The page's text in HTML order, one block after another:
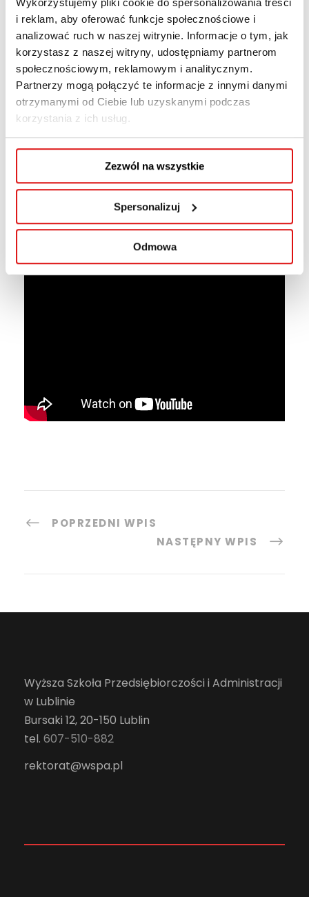
i reklam, aby oferować funkcje społecznościowe i
analizować ruch w naszej witrynie. Informacje o tym, jak
korzystasz z naszej witryny, udostępniamy partnerom
społecznościowym, reklamowym i analitycznym.
Partnerzy mogą połączyć te informacje z innymi danymi
otrzymanymi od Ciebie lub uzyskanymi podczas
korzystania z ich usług.
Zezwól na wszystkie
Spersonalizuj
Odmowa
nasze miasta i wsie, poprawiając jakość życia
mieszkańców. Dowiemy się również, jakie
wyzwania stoją przed administracją publiczną
w kontekście wdrażania inteligentnych
rozwiązań i jakie korzyści mogą przynieść one
społecznościom lokalnym.
Posłuchaj, aby dowiedzieć się więcej o
Słuchaj nas na Spotify.
POPRZEDNI WPIS
NASTĘPNY WPIS
Wyższa Szkoła Przedsiębiorczości i Administracji
w Lublinie
Bursaki 12, 20-150 Lublin
tel. 607-510-882
rektorat@wspa.pl